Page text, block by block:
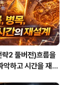
략2 풀버전)흐름을
악하고 시간을 재설